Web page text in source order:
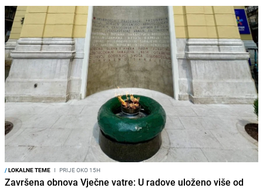
/LOKALNE TEME I PRIJE OKO 15H
Završena obnova Vječne vatre: U radove uloženo više od